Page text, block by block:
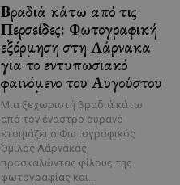
Βραδιά κάτω από τις
Περσείδες: Φωτογραφική
εξόρμηση στη Λάρνακα
για το εντυπωσιακό
φαινόμενο του Αυγούστου
Μια ξεχωριστή βραδιά κάτω
από τον έναστρο ουρανό
ετοιμάζει ο Φωτογραφικός
Όμιλος Λάρνακας,
προσκαλώντας φίλους της
φωτογραφίας και...